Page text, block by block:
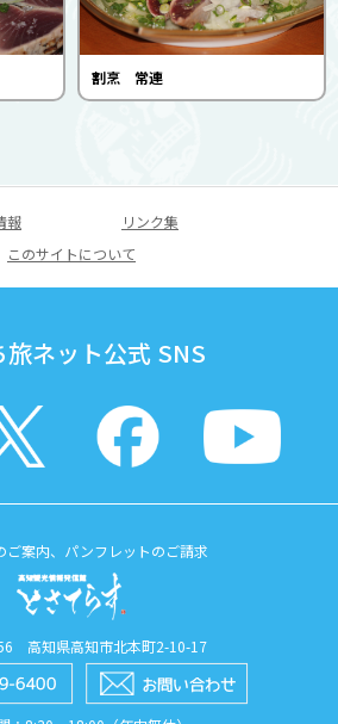
割烹 常連
報
リンク集
このサイトについて
旅ネット公式 SNS
ご案内、パンフレットのご請求
高知県高知市北本町2-10-17